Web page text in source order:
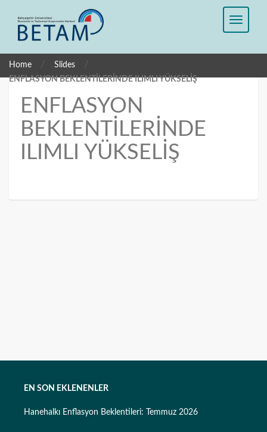
Home / Slides /
ENFLASYON BEKLENTİLERİNDE ILIMLI YÜKSELİŞ
ENFLASYON
BEKLENTİLERİNDE
ILIMLI YÜKSELİŞ
EN SON EKLENENLER
Hanehalkı Enflasyon Beklentileri: Temmuz 2026